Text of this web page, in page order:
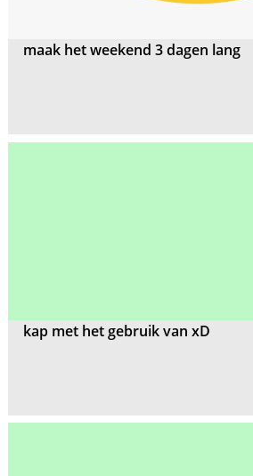
maak het weekend 3 dagen lang
kap met het gebruik van xD